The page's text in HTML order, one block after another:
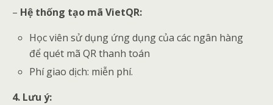
– Hệ thống tạo mã VietQR:
Học viên sử dụng ứng dụng của các ngân hàng
để quét mã QR thanh toán
Phí giao dịch: miễn phí.
4. Lưu ý: